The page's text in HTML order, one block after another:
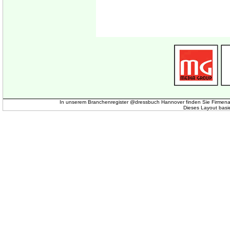
In unserem Branchenregister @dressbuch Hannover finden Sie
Dieses Layout